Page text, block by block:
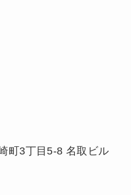
町3丁目5-8 名取ビル